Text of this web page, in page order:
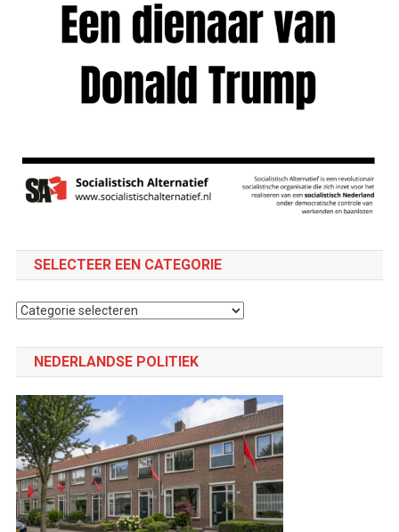
SELECTEER EEN CATEGORIE
Selecteer
categorie
NEDERLANDSE POLITIEK